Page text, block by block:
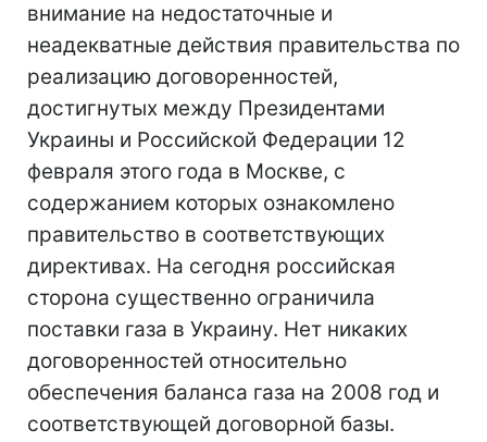
внимание на недостаточные и
неадекватные действия правительства по
реализацию договоренностей,
достигнутых между Президентами
Украины и Российской Федерации 12
февраля этого года в Москве, с
содержанием которых ознакомлено
правительство в соответствующих
директивах. На сегодня российская
сторона существенно ограничила
поставки газа в Украину. Нет никаких
договоренностей относительно
обеспечения баланса газа на 2008 год и
соответствующей договорной базы.